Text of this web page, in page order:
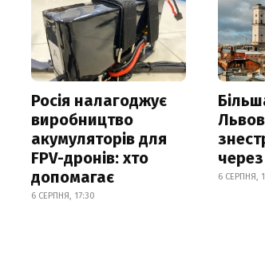
Росія налагоджує
виробництво
акумуляторів для
FPV-дронів: хто
допомагає
6 СЕРПНЯ, 17:30
6 СЕРПНЯ,